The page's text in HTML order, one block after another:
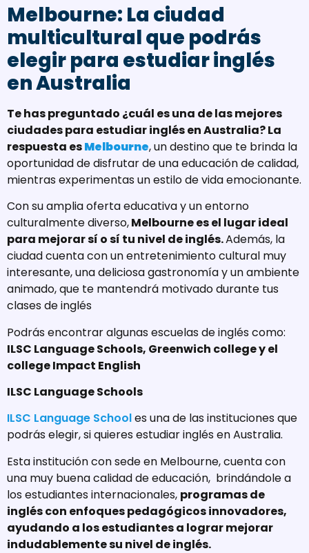
Melbourne: La ciudad
multicultural que podrás
elegir para estudiar inglés
en Australia
Te has preguntado ¿cuál es una de las mejores
ciudades para estudiar inglés en Australia? La
respuesta esMelbourne, un destino que te brinda la
oportunidad de disfrutar de una educación de calidad,
mientras experimentas un estilo de vida emocionante.
Con su amplia oferta educativa y un entorno
culturalmente diverso,Melbourne es el lugar ideal
para mejorar sí o sí tu nivel de inglés.Además, la
ciudad cuenta con un entretenimiento cultural muy
interesante, una deliciosa gastronomía y un ambiente
animado, que te mantendrá motivado durante tus
clases de inglés
Podrás encontrar algunas escuelas de inglés como:
ILSC Language Schools, Greenwich college y el
college Impact English
ILSC Language Schools
ILSC Language Schooles una de las instituciones que
podrás elegir, si quieres estudiar inglés en Australia.
Esta institución con sede en Melbourne, cuenta con
una muy buena calidad de educación, brindándole a
los estudiantes internacionales, programas de
inglés con enfoques pedagógicos innovadores,
ayudando a los estudiantes a lograr mejorar
indudablemente su nivel de inglés.